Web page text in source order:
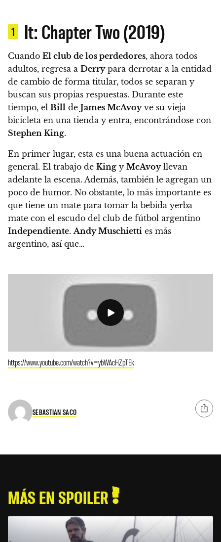
1 It: Chapter Two (2019)
Cuando El club de los perdedores, ahora todos
adultos, regresa a Derrypara derrotar a la entidad
de cambio de forma titular, todos se separan y
buscan sus propias respuestas. Durante este
tiempo, el Bill de James McAvoyve su vieja
bicicleta en una tienda y entra, encontrándose con
Stephen King.
En primer lugar, esta es una buena actuación en
general. El trabajo de King y McAvoyllevan
adelante la escena. Además, también le agregan un
poco de humor. No obstante, lo más importante es
que tiene un mate para tomar la bebida yerba
mate con el escudo del club de fútbol argentino
Independiente. Andy Muschietti es más
argentino, así que…
https://www.youtube.com/watch?v=ybWAcHZpTEk
SEBASTIAN SACO
MÁS EN SPOILER